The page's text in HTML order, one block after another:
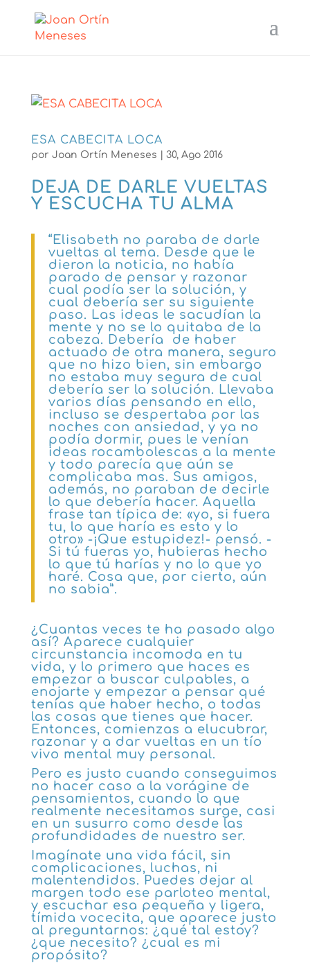
ESA CABECITA LOCA
por Joan Ortín Meneses 30, Ago 2016
DEJA DE DARLE VUELTAS
Y ESCUCHA TU ALMA
“Elisabeth no paraba de darle
vueltas al tema. Desde que le
dieron la noticia, no había
parado de pensar y razonar
cual podía ser la solución, y
cual debería ser su siguiente
paso. Las ideas le sacudían la
mente y no se lo quitaba de la
cabeza. Debería de haber
actuado de otra manera, seguro
que no hizo bien, sin embargo
no estaba muy segura de cual
debería ser la solución. Llevaba
varios días pensando en ello,
incluso se despertaba por las
noches con ansiedad, y ya no
podía dormir, pues le venían
ideas rocambolescas a la mente
y todo parecía que aún se
complicaba mas. Sus amigos,
además, no paraban de decirle
lo que debería hacer. Aquella
frase tan típica de: «yo, si fuera
tu, lo que haría es esto y lo
otro» -¡Que estupidez!- pensó. -
Si tú fueras yo, hubieras hecho
lo que tú harías y no lo que yo
haré. Cosa que, por cierto, aún
no sabia”.
¿Cuantas veces te ha pasado algo
así? Aparece cualquier
circunstancia incomoda en tu
vida, y lo primero que haces es
empezar a buscar culpables, a
enojarte y empezar a pensar qué
tenías que haber hecho, o todas
las cosas que tienes que hacer.
Entonces, comienzas a elucubrar,
razonar y a dar vueltas en un tío
vivo mental muy personal.
Pero es justo cuando conseguimos
no hacer caso a la vorágine de
pensamientos, cuando lo que
realmente necesitamos surge, casi
en un susurro como desde las
profundidades de nuestro ser.
Imagínate una vida fácil, sin
complicaciones, luchas, ni
malentendidos. Puedes dejar al
margen todo ese parloteo mental,
y escuchar esa pequeña y ligera,
tímida vocecita, que aparece justo
al preguntarnos: ¿qué tal estoy?
¿que necesito? ¿cual es mi
propósito?